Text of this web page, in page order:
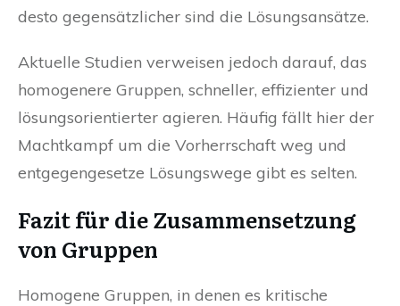
desto gegensätzlicher sind die Lösungsansätze.
Aktuelle Studien verweisen jedoch darauf, das
homogenere Gruppen, schneller, effizienter und
lösungsorientierter agieren. Häufig fällt hier der
Machtkampf um die Vorherrschaft weg und
entgegengesetze Lösungswege gibt es selten.
Fazit für die Zusammensetzung
von Gruppen
Homogene Gruppen, in denen es kritische